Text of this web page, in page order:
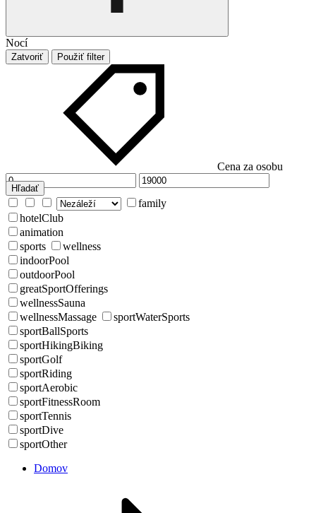
Nocí
Zatvoriť Použiť filter
Cena za osobu
Hľadať
family
hotelClub
animation
sports
wellness
indoorPool
outdoorPool
greatSportOfferings
wellnessSauna
wellnessMassage
sportWaterSports
sportBallSports
sportHikingBiking
sportGolf
sportRiding
sportAerobic
sportFitnessRoom
sportTennis
sportDive
sportOther
Domov